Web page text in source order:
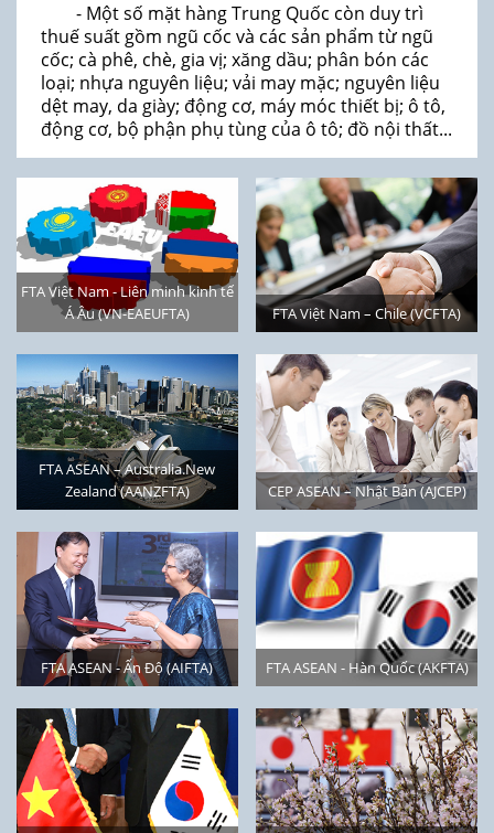
- Một số mặt hàng Trung Quốc còn duy trì
thuế suất gồm ngũ cốc và các sản phẩm từ ngũ
cốc; cà phê, chè, gia vị; xăng dầu; phân bón các
loại; nhựa nguyên liệu; vải may mặc; nguyên liệu
dệt may, da giày; động cơ, máy móc thiết bị; ô tô,
động cơ, bộ phận phụ tùng của ô tô; đồ nội thất...
FTA Việt Nam - Liên minh kinh tế
Á Âu (VN-EAEUFTA)
FTA Việt Nam – Chile (VCFTA)
FTA ASEAN – Australia.New
Zealand (AANZFTA)
CEP ASEAN – Nhật Bản (AJCEP)
FTA ASEAN - Ấn Độ (AIFTA) FTA ASEAN - Hàn Quốc (AKFTA)